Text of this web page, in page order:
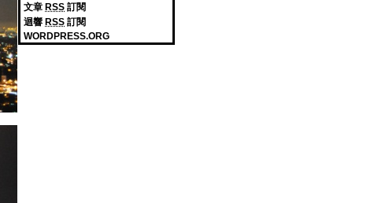
文章 RSS 訂閱
迴響 RSS 訂閱
WORDPRESS.ORG